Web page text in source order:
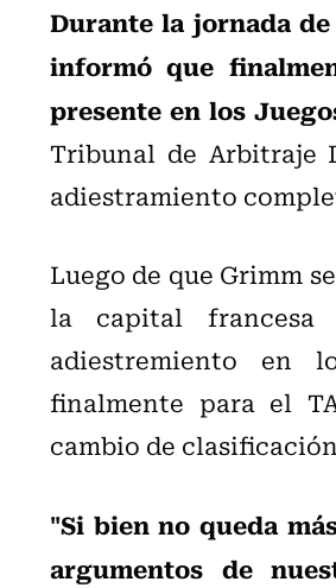
Durante la jornada
informó que
presente en los
Tribunal de Arbitraje
adiestramiento
Luego de que Grimm
la capital
adiestremiento en
finalmente para el
cambio de
"Si bien no queda
argumentos de